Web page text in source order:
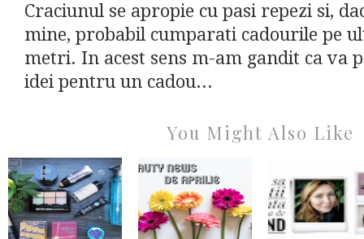
Craciunul se apropie cu pasi repezi si,
mine, probabil cumparati cadourile pe
metri. In acest sens m-am gandit ca va
idei pentru un cadou...
You Might Also Like